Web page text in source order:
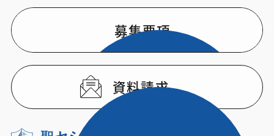
募集要項
資料請求